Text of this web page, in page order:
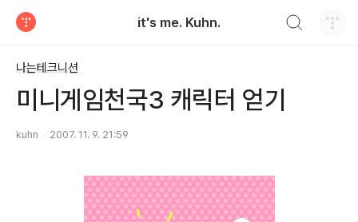
it's me. Kuhn.
나는테크니션
미니게임천국3 캐릭터 얻기
­kuhn 2007. 11. 9. 21:59